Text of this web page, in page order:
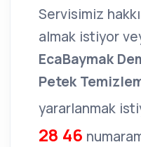
Servisimiz
almak istiyor
EcaBaymak
Petek
yararlanmak
28 46